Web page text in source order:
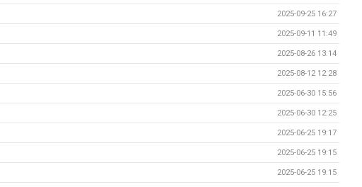
2025-09-25 16:27
2025-09-11 11:49
2025-08-26 13:14
2025-08-12 12:28
2025-06-30 15:56
2025-06-30 12:25
2025-06-25 19:17
2025-06-25 19:15
2025-06-25 19:15